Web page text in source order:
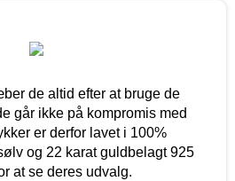
de altid efter at bruge de
går ikke på kompromis med
er derfor lavet i 100%
og 22 karat guldbelagt 925
at se deres udvalg.